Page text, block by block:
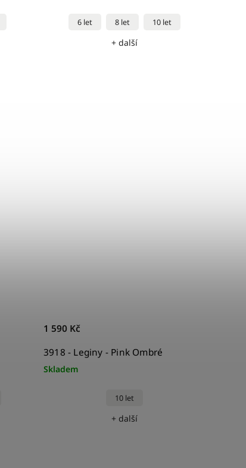
6 let 8 let 10 let
+ další
3918 - Leginy - Pink Ombré
Skladem
1 590 Kč
10 let
+ další